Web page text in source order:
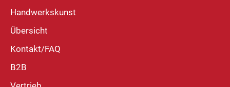
Handwerkskunst
Übersicht
Kontakt/FAQ
B2B